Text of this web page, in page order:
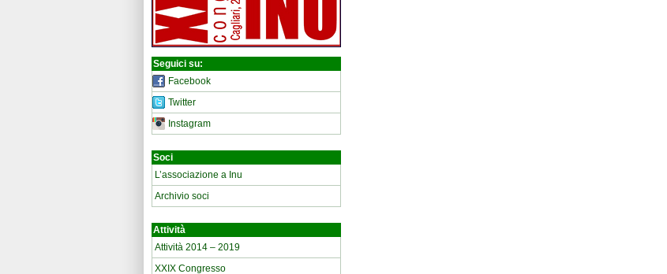
Seguici su:
Facebook
Twitter
Instagram
Soci
L’associazione a Inu
Archivio soci
Attività
Attività 2014 – 2019
XXIX Congresso